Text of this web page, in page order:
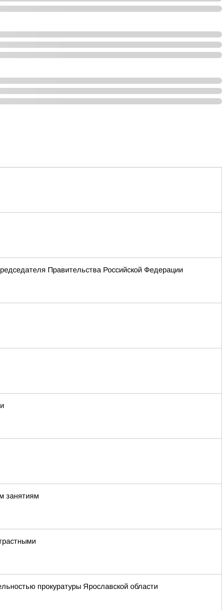
Правительства Российской Федерации
занятиям
прокуратуры Ярославской области